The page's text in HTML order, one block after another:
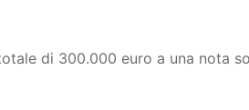
di 300.000 euro a una nota